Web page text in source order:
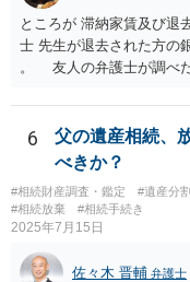
ところが 滞納家賃及び退
士 先生が退去された方の
。 友人の弁護士が調べ
預金の入出金履歴を調べ
や目的も異なりますし、
6
父の遺産相続、
べきか？
#相続財産調査・鑑定 #遺産分割
#相続放棄
#相続手続き
2025年7月15日
佐々木 晋輔 弁護士